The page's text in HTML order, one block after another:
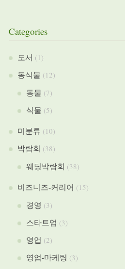
Categories
도서 (1)
동식물 (12)
동물 (7)
식물 (5)
미분류 (10)
박람회 (38)
웨딩박람회 (38)
비즈니즈-커리어 (15)
경영 (3)
스타트업 (3)
영업 (2)
영업-마케팅 (3)